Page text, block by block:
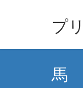
プ
馬